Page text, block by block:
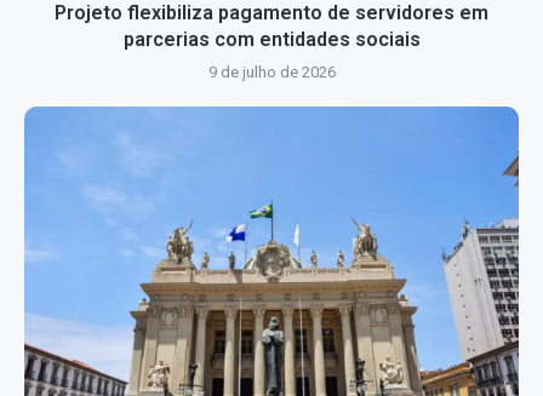
Projeto flexibiliza pagamento de servidores em
parcerias com entidades sociais
9 de julho de 2026